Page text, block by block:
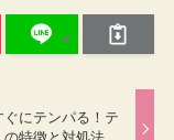
ぐにテンパる！テ